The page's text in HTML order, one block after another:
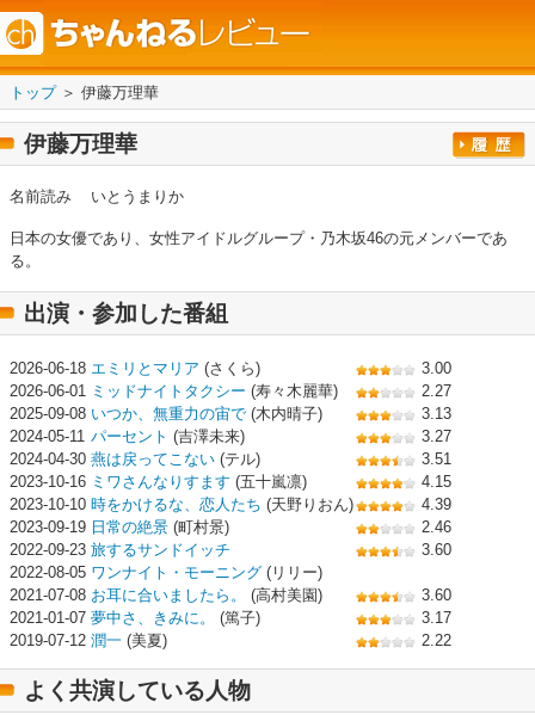
トップ＞ 伊藤万理華
伊藤万理華
名前読み いとうまりか
日本の女優であり、女性アイドルグループ・乃木坂46の元メンバーであ
る。
出演・参加した番組
2026-06-18 エミリとマリア (さくら)
3.00
2026-06-01 ミッドナイトタクシー (寿々木麗華)
2.27
2025-09-08 いつか、無重力の宙で (木内晴子)
3.13
2024-05-11 パーセント (吉澤未来)
3.27
2024-04-30 燕は戻ってこない (テル)
3.51
2023-10-16 ミワさんなりすます (五十嵐凛)
4.15
2023-10-10 時をかけるな、恋人たち (天野りおん)
4.39
2023-09-19 日常の絶景 (町村景)
2.46
2022-09-23 旅するサンドイッチ
3.60
2022-08-05 ワンナイト・モーニング (リリー)
2021-07-08 お耳に合いましたら。 (高村美園)
3.60
2021-01-07 夢中さ、きみに。 (篤子)
3.17
2019-07-12 潤一 (美夏) 2.22
よく共演している人物